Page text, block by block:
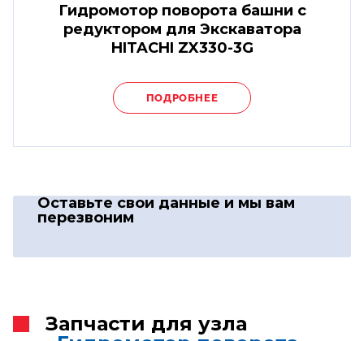
Гидромотор поворота башни с
редуктором для Экскаватора
HITACHI ZX330-3G
ПОДРОБНЕЕ
Оставьте свои данные и мы вам
перезвоним
Запчасти для узла